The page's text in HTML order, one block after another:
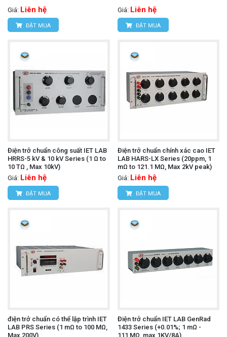
Giá: Liên hệ
ĐẶT MUA
Giá: Liên hệ
ĐẶT MUA
Điện trở chuẩn công suất IET LAB
HRRS-5 kV & 10 kV Series (1 Ω to
10 TΩ , Max 10kV)
Giá: Liên hệ
ĐẶT MUA
Điện trở chuẩn chính xác cao IET
LAB HARS-LX Series (20ppm, 1
mΩ to 121.1 MΩ, Max 2kV peak)
Giá: Liên hệ
ĐẶT MUA
điện trở chuẩn có thể lập trình IET
LAB PRS Series (1 mΩ to 100 MΩ,
Max 200V)
Điện trở chuẩn IET LAB GenRad
1433 Series (+0.01%; 1 mΩ -
111,MΩ, max 1KV/8A)